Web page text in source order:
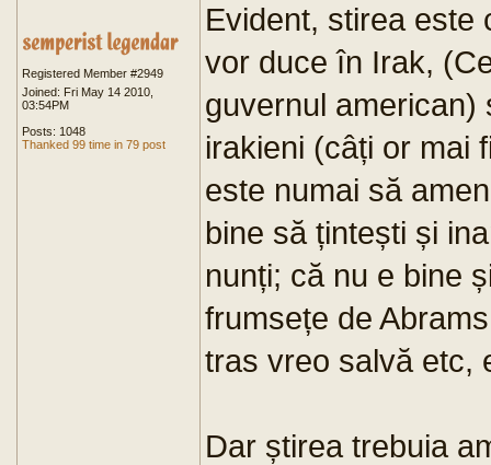
Registered Member #2949
Joined: Fri May 14 2010,
03:54PM
Posts: 1048
Thanked 99 time in 79 post
Evident, stirea este
vor duce în Irak,
guvernul american)
irakieni (câți or mai
este numai să
bine să țintești și
nunți; că nu e bine
frumsețe de
tras vreo salvă etc,
Dar știrea trebuia